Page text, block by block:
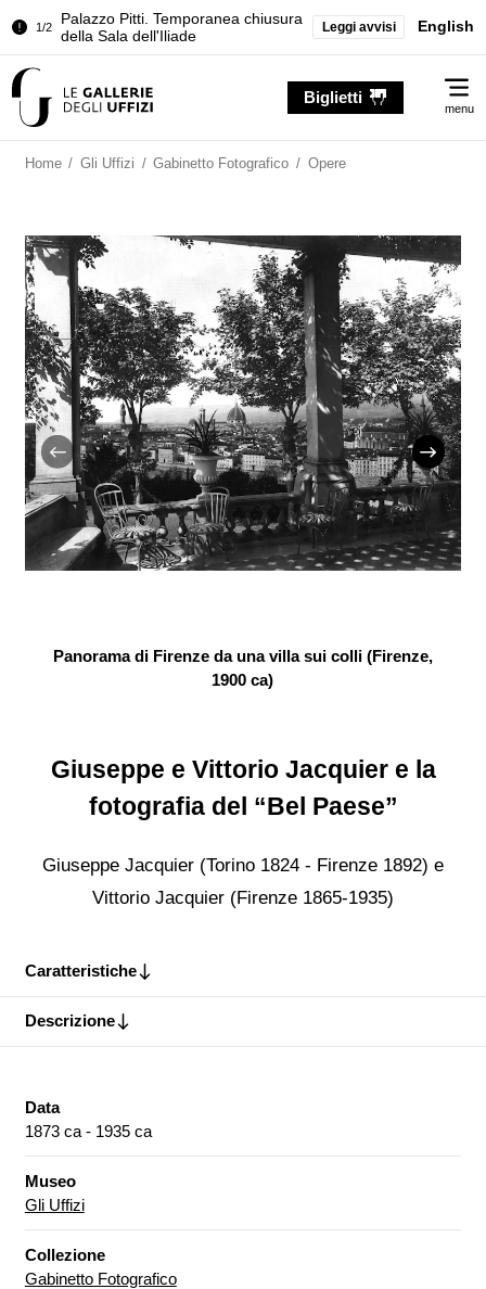
1/2
Palazzo Pitti. Temporanea chiusura
della Sala dell'Iliade
Granduchi
della Sala dell'Iliade
Leggi avvisi English
Biglietti
menu
Home / Gli Uffizi / Gabinetto Fotografico / Opere
Panorama di Firenze da una villa sui colli (Firenze,
1900 ca)
Giuseppe e Vittorio Jacquier e la
fotografia del “Bel Paese”
Giuseppe Jacquier (Torino 1824 - Firenze 1892) e
Vittorio Jacquier (Firenze 1865-1935)
Caratteristiche
Descrizione
Data
1873 ca - 1935 ca
Museo
Gli Uffizi
Collezione
Gabinetto Fotografico